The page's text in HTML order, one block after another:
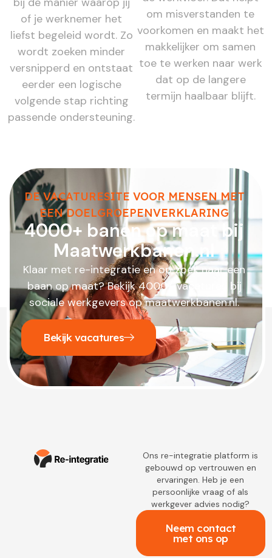
of je werknemer het
liefst begeleid wordt. Zo
wordt zoeken minder
versnipperd en ontstaat
eerder een logische
volgende stap richting
passende ondersteuning.
om misverstanden te
voorkomen en maakt het
makkelijker om samen
toe te werken naar werk
dat op de langere
termijn haalbaar blijft.
DE VACATURESITE VOOR MENSEN MET
EEN DOELGROEPENVERKLARING
4000+ banen op maat bij
Maatwerkbanen.nl
Klaar met re-integratie en op zoek naar een
baan op maat? Bekijk 4000+ vacatures bij
sociale werkgevers op maatwerkbanen.nl.
Bekijk vacatures
Ons re-integratie platform is
gebouwd op vertrouwen en
ervaringen. Heb je een
persoonlijke vraag of als
werkgever advies nodig?
Neem contact
met ons op